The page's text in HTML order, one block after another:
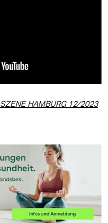
SZENE HAMBURG 12/2023